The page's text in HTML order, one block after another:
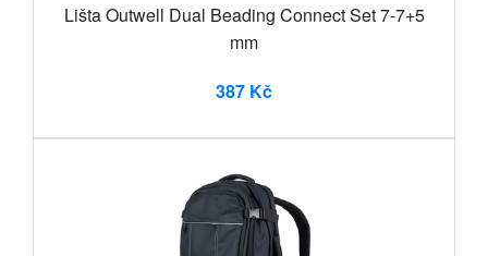
Lišta Outwell Dual Beading Connect Set 7-7+5
mm
387 Kč